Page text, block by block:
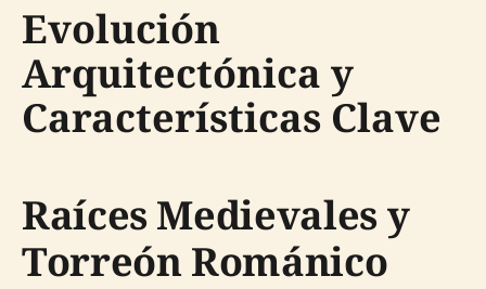
Evolución
Arquitectónica y
Características Clave
Raíces Medievales y
Torreón Románico